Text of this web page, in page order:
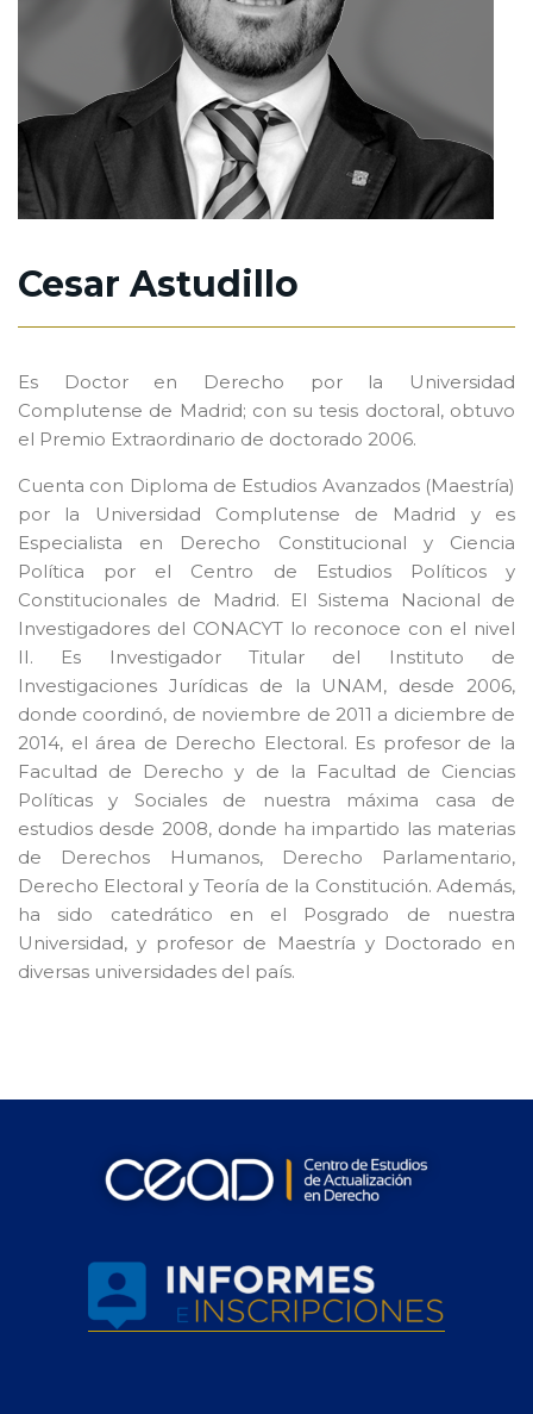
Cesar Astudillo
Es Doctor en Derecho por la Universidad
Complutense de Madrid; con su tesis doctoral, obtuvo
el Premio Extraordinario de doctorado 2006.
Cuenta con Diploma de Estudios Avanzados (Maestría)
por la Universidad Complutense de Madrid y es
Especialista en Derecho Constitucional y Ciencia
Política por el Centro de Estudios Políticos y
Constitucionales de Madrid. El Sistema Nacional de
Investigadores del CONACYT lo reconoce con el nivel
II. Es Investigador Titular del Instituto de
Investigaciones Jurídicas de la UNAM, desde 2006,
donde coordinó, de noviembre de 2011 a diciembre de
2014, el área de Derecho Electoral. Es profesor de la
Facultad de Derecho y de la Facultad de Ciencias
Políticas y Sociales de nuestra máxima casa de
estudios desde 2008, donde ha impartido las materias
de Derechos Humanos, Derecho Parlamentario,
Derecho Electoral y Teoría de la Constitución. Además,
ha sido catedrático en el Posgrado de nuestra
Universidad, y profesor de Maestría y Doctorado en
diversas universidades del país.